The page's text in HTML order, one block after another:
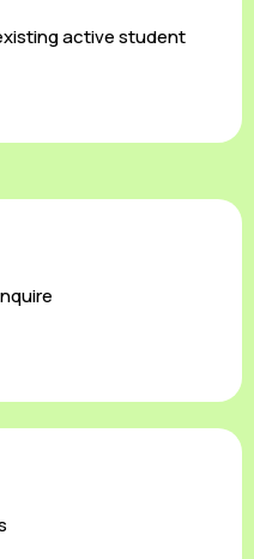
active student